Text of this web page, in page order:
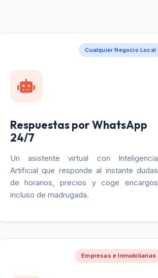
Cualquier Negocio Local
Respuestas por WhatsApp
24/7
Un asistente virtual con Inteligencia
Artificial que responde al instante dudas
de horarios, precios y coge encargos
incluso de madrugada.
Empresas e Inmobiliarias